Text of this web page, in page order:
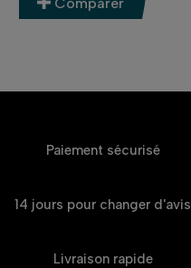
Paiement sécurisé
14 jours pour changer d'avis
Livraison rapide